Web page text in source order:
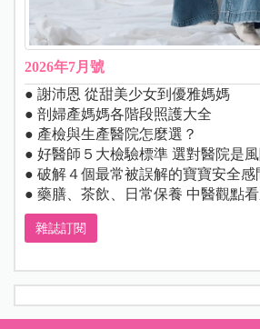
2026年7月號
● 謝沛恩 從甜美少女到優雅媽媽
● 剖婦產媽媽各階段照護大全
● 產檢與生產醫院怎麼選？
● 好醫師５大檢驗標準 選對醫院是
● 破解４個最常被誤解的寶寶安全感
● 藥膳、茶飲、日常保養 中醫觀點
雜誌訂閱